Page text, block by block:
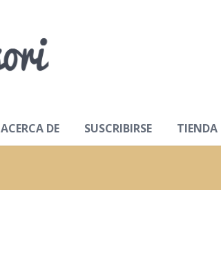
ACERCA DE SUSCRIBIRSE TIENDA